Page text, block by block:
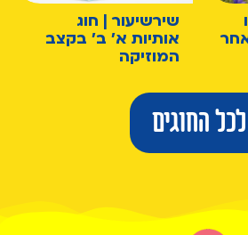
שירשיעור | חוג
אותיות א' ב' בקצב
המוזיקה
לכל החוגים